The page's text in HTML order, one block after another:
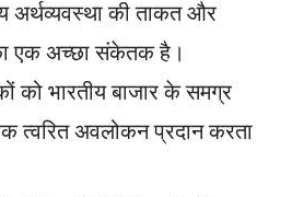
अर्थव्यवस्था की ताकत और
एक अच्छा संकेतक है।
को भारतीय बाजार के समग्र
त्वरित अवलोकन प्रदान करता